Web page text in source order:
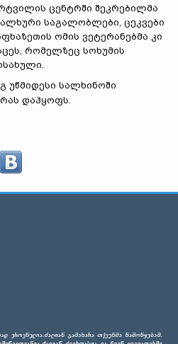
ცენტრში შეკრებილმა
საგალობლები, ცეკვები
ომის ვეტერანებმა კი
რომელზეც სოხუმის
უწმიდესი სალხინოში
დაჰყოფს.